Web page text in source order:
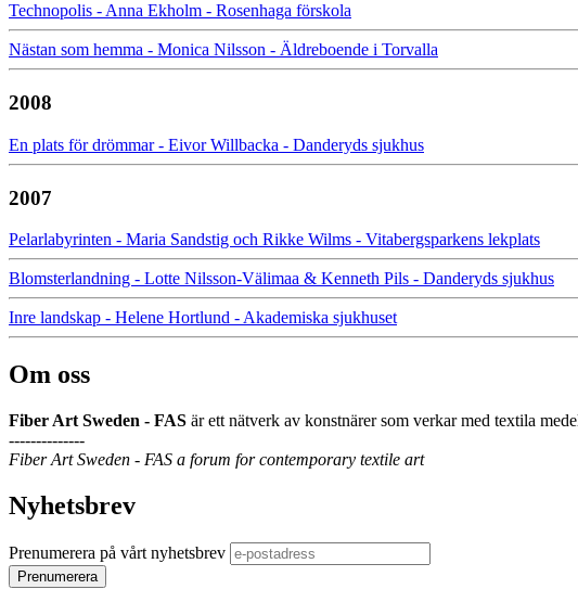
Technopolis - Anna Ekholm - Rosenhaga förskola
Nästan som hemma - Monica Nilsson - Äldreboende i Torvalla
2008
En plats för drömmar - Eivor Willbacka - Danderyds sjukhus
2007
Pelarlabyrinten - Maria Sandstig och Rikke Wilms - Vitabergsparkens lekplats
Blomsterlandning - Lotte Nilsson-Välimaa & Kenneth Pils - Danderyds sjukhus
Inre landskap - Helene Hortlund - Akademiska sjukhuset
Om oss
Fiber Art Sweden - FAS är ett nätverk av konstnärer som verkar med textila
--------------
Fiber Art Sweden - FAS a forum for contemporary textile art
Nyhetsbrev
Prenumerera på vårt nyhetsbrev